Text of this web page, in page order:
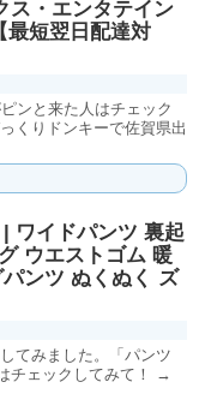
ス・エンタテイン
最短翌日配達対
ンと来た人はチェック
くりドンキーで佐賀県出
ワイドパンツ 裏起
ウエストゴム 暖
ンツ ぬくぬく ズ
てみました。「パンツ
チェックしてみて！ →